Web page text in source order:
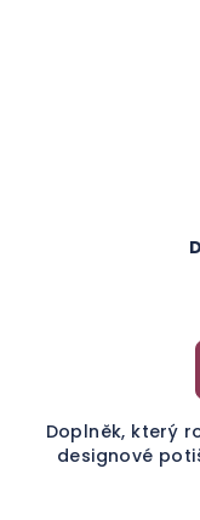
Doplněk, který
designové